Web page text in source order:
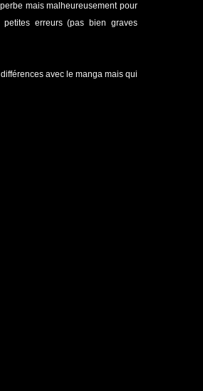
mais malheureusement pour
erreurs (pas bien graves
avec le manga mais qui